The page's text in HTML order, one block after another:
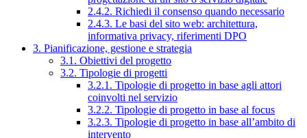
2.4.2. Richiedi il consenso quando necessario
2.4.3. Le basi del sito web: architettura,
informativa privacy, riferimenti DPO
3. Pianificazione, gestione e strategia
3.1. Obiettivi del progetto
3.2. Tipologie di progetti
3.2.1. Tipologie di progetto in base agli attori
coinvolti nel servizio
3.2.2. Tipologie di progetto in base al focus
3.2.3. Tipologie di progetto in base all’ambito di
intervento